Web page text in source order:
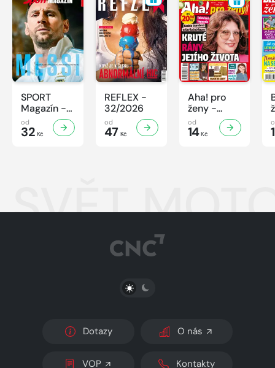
SPORT
Magazín -
32/2026
od
32 Kč
REFLEX -
32/2026
od
47 Kč
Aha! pro
ženy -
32/2026
od
14Kč
SVĚT
PŘEPNOUT SVĚTLÝ/TMAVÝ REŽIM
Dotazy O nás
VOP Kontakty